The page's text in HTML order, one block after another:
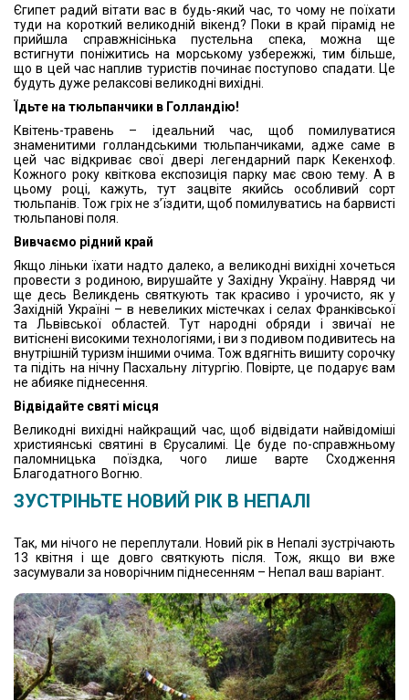
Єгипет радий вітати вас в будь-який час, то чому не поїхати
туди на короткий великодній вікенд? Поки в край пірамід не
прийшла справжнісінька пустельна спека, можна ще
встигнути поніжитись на морському узбережжі, тим більше,
що в цей час наплив туристів починає поступово спадати. Це
будуть дуже релаксові великодні вихідні.
Їдьте на тюльпанчики в Голландію!
Квітень-травень – ідеальний час, щоб помилуватися
знаменитими голландськими тюльпанчиками, адже саме в
цей час відкриває свої двері легендарний парк Кекенхоф.
Кожного року квіткова експозиція парку має свою тему. А в
цьому році, кажуть, тут зацвіте якийсь особливий сорт
тюльпанів. Тож гріх не з’їздити, щоб помилуватись на барвисті
тюльпанові поля.
Вивчаємо рідний край
Якщо ліньки їхати надто далеко, а великодні вихідні хочеться
провести з родиною, вирушайте у Західну Україну. Навряд чи
ще десь Великдень святкують так красиво і урочисто, як у
Західній Україні – в невеликих містечках і селах Франківської
та Львівської областей. Тут народні обряди і звичаї не
витіснені високими технологіями, і ви з подивом подивитесь на
внутрішній туризм іншими очима. Тож вдягніть вишиту сорочку
та підіть на нічну Пасхальну літургію. Повірте, це подарує вам
не абияке піднесення.
Відвідайте святі місця
Великодні вихідні найкращий час, щоб відвідати найвідоміші
християнські святині в Єрусалимі. Це буде по-справжньому
паломницька поїздка, чого лише варте Сходження
Благодатного Вогню.
ЗУСТРІНЬТЕ НОВИЙ РІК В НЕПАЛІ
Так, ми нічого не переплутали. Новий рік в Непалі зустрічають
13 квітня і ще довго святкують після. Тож, якщо ви вже
засумували за новорічним піднесенням – Непал ваш варіант.